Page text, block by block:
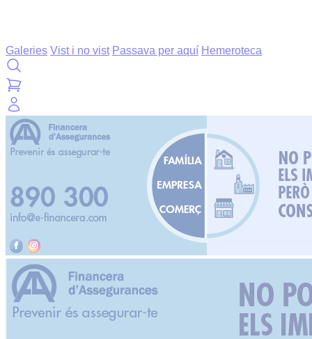
Galeries Vist i no vist Passava per aquí Hemeroteca